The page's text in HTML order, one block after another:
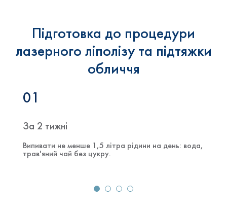
Підготовка до процедури
лазерного ліполізу та підтяжки
обличчя
01
За 2 тижні
Випивати не менше 1,5 літра рідини на день: вода,
трав'яний чай без цукру.